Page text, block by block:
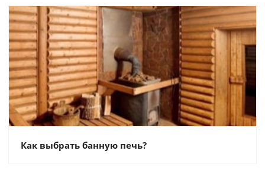
Как выбрать банную печь?